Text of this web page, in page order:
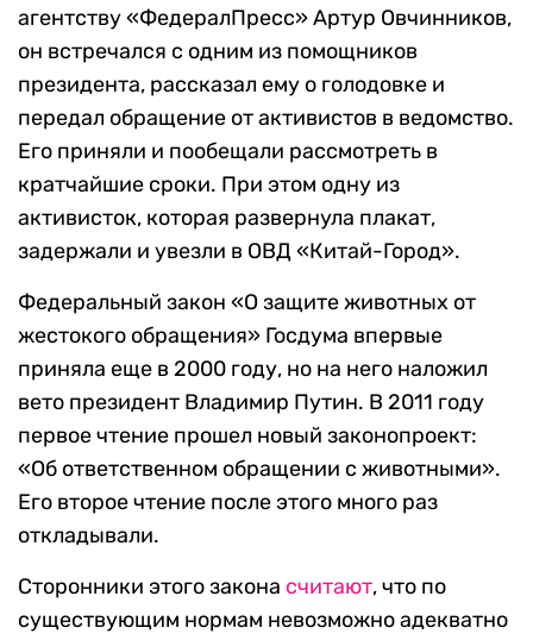
агентству «ФедералПресс» Артур Овчинников,
он встречался с одним из помощников
президента, рассказал ему о голодовке и
передал обращение от активистов в ведомство.
Его приняли и пообещали рассмотреть в
кратчайшие сроки. При этом одну из
активисток, которая развернула плакат,
задержали и увезли в ОВД «Китай-Город».
Федеральный закон «О защите животных от
жестокого обращения» Госдума впервые
приняла еще в 2000 году, но на него наложил
вето президент Владимир Путин. В 2011 году
первое чтение прошел новый законопроект:
«Об ответственном обращении с животными».
Его второе чтение после этого много раз
откладывали.
Сторонники этого закона считают, что по
существующим нормам невозможно адекватно